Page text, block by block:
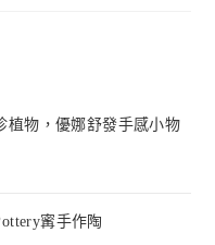
植物，優娜舒發手感小物
寗手作陶